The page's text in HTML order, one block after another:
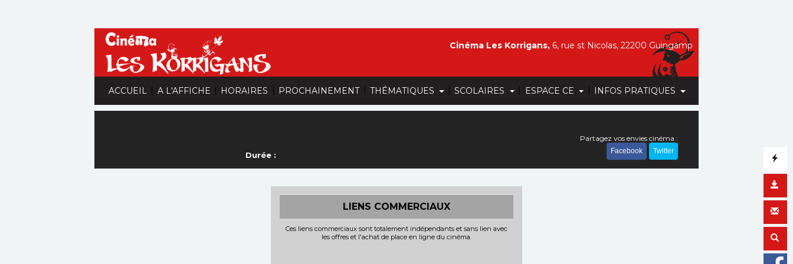
ACCUEIL | A L'AFFICHE | HORAIRES | PROCHAINEMENT | THÉMATIQUES | SCOLAIRES | ESPACE CE | INFOS PRATIQUES
Cinéma Les Korrigans, 6, rue st Nicolas, 22200 Guingamp
Durée :
Partagez vos envies cinéma :
Facebook Twitter
LIENS COMMERCIAUX
Ces liens commerciaux sont totalement indépendants et sans lien avec
les offres et l'achat de place en ligne du cinéma.